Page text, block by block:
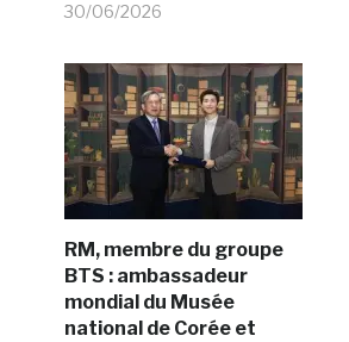
30/06/2026
RM, membre du groupe
BTS : ambassadeur
mondial du Musée
national de Corée et